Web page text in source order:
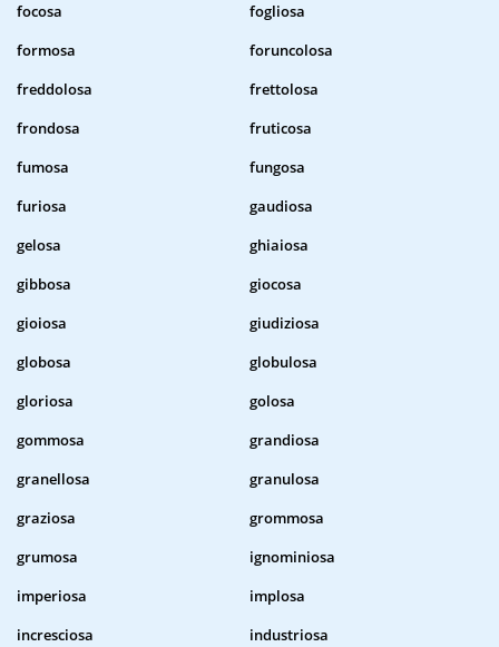
focosa
fogliosa
formosa
foruncolosa
freddolosa
frettolosa
frondosa
fruticosa
fumosa
fungosa
furiosa
gaudiosa
gelosa
ghiaiosa
gibbosa
giocosa
gioiosa
giudiziosa
globosa
globulosa
gloriosa
golosa
gommosa
grandiosa
granellosa
granulosa
graziosa
grommosa
grumosa
ignominiosa
imperiosa
implosa
incresciosa
industriosa